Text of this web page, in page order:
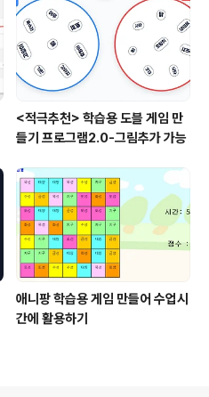
<적극추천> 학습용 도블 게임 만
들기 프로그램2.0-그림추가 가능
애니팡 학습용 게임 만들어 수업시
간에 활용하기